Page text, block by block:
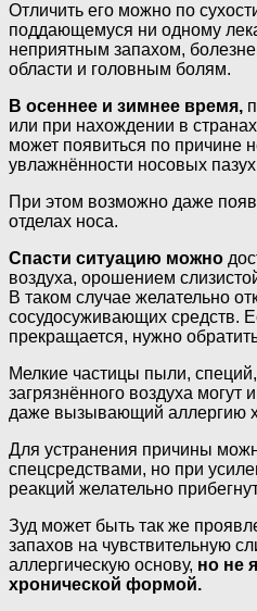
Отличить его можно по
поддающемуся ни одному
неприятным запахом,
области и головным болям.
В осеннее и зимнее время,
или при нахождении в
может появиться по причине
увлажнённости носовых
При этом возможно даже
отделах носа.
Спасти ситуацию можно
воздуха, орошением
В таком случае желательно
сосудосуживающих средств.
прекращается, нужно
Мелкие частицы пыли,
загрязнённого воздуха
даже вызывающий аллергию
Для устранения причины
спецсредствами, но при
реакций желательно
Зуд может быть так же
запахов на чувствительную
аллергическую основу, но не
хронической формой.